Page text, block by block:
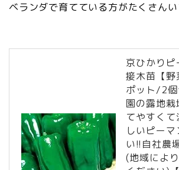
ベランダで育てている方がたくさんい
京ひかり
接木苗【
ポット/2個
園の露地
てやすく
しいピー
い!!自社農
(地域によ